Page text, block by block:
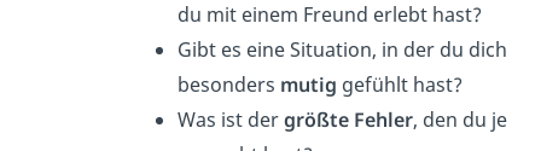
du mit einem Freund erlebt hast?
Gibt es eine Situation, in der du dich
besonders mutig gefühlt hast?
Was ist dergrößte Fehler, den du je